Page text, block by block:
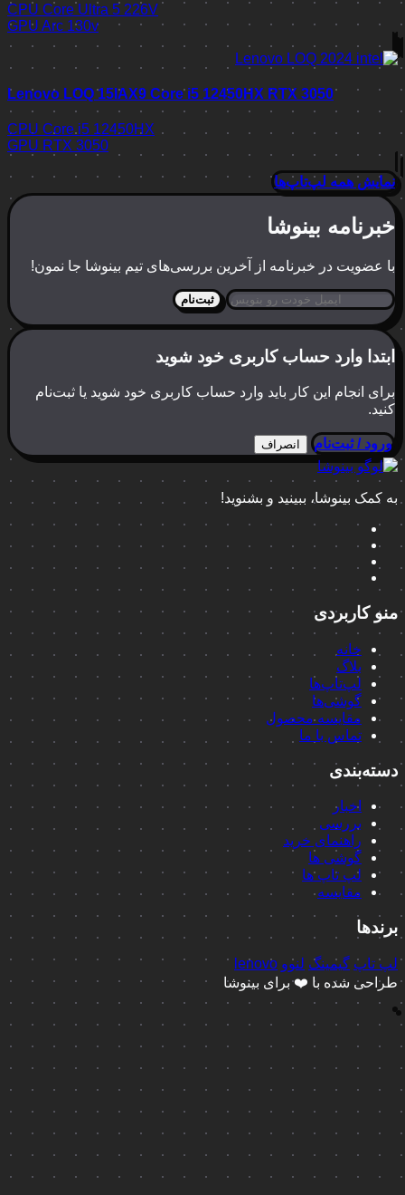
CPU Core Ultra 5 226V
GPUArc 130v
Lenovo LOQ 15IAX9 Core i5 12450HX RTX 3050
CPU Core i5 12450HX
GPU RTX 3050
همه لپ‌تاپ‌ها
بینوشا
در خبرنامه از آخرین بررسی‌های تیم بینوشا جا نمون!
ثبت‌نام
وارد حساب کاربری خود شوید
این کار باید وارد حساب کاربری خود شوید یا ثبت‌نام
/ ثبت‌نام انصراف
بینوشا، ببینید و بشنوید!
خانه
بلاگ
لپ‌تاپ‌ها
گوشی‌ها
مقایسه محصول
تماس با ما
اخبار
بررسی
راهنمای خرید
گوشی ها
لپ تاپ ها
مقایسه
گیمینگ لنوو lenovo
شده با ❤️ برای بینوشا